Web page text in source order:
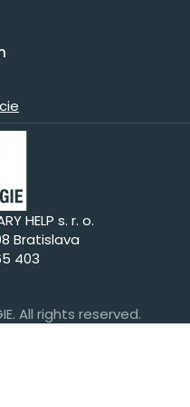
HELP s. r. o.
Bratislava
403
All rights reserved.